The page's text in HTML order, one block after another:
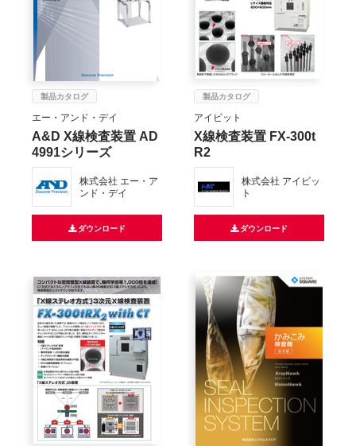
製品カタログ
エー・アンド・デイ
A&D X線検査装置 AD
4991シリーズ
株式会社 エー・ア
ンド・デイ
ダウンロード
製品カタログ
アイビット
X線検査装置 FX-300t
R2
株式会社 アイビッ
ト
ダウンロード